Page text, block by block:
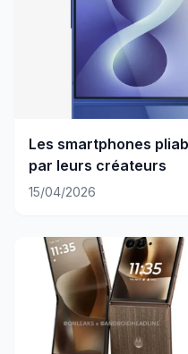
Les smartphones
par leurs créateurs
15/04/2026